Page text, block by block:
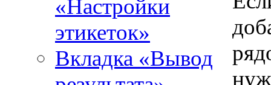
«Настройки
этикеток»
Вкладка «Вывод